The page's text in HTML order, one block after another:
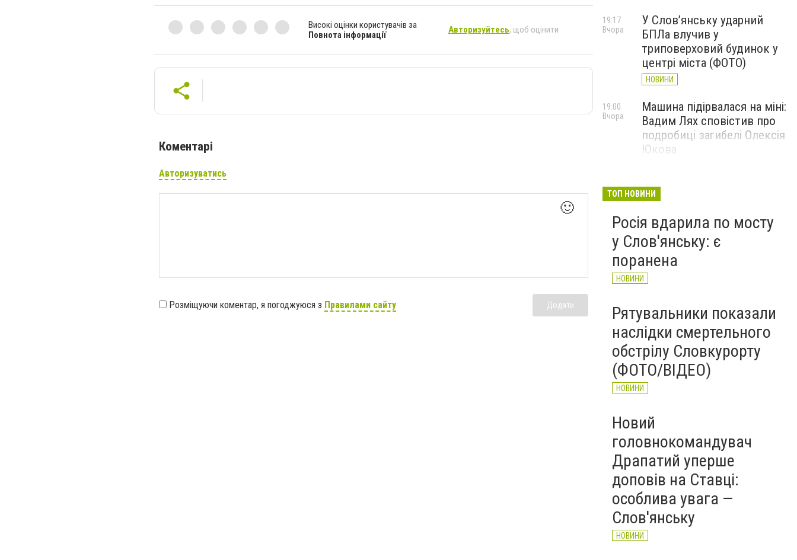
Високі оцінки користувачів за
Повнота інформації
Авторизуйтесь, щоб оцінити
Коментарі
Авторизуватись
🙂
Розміщуючи коментар, я погоджуюся з Правилами сайту Додати
У Слов’янську ударний
БПЛа влучив у
триповерховий будинок у
центрі міста (ФОТО)
НОВИНИ
19:17
Вчора
Машина підірвалася на міні:
Вадим Лях сповістив про
подробиці загибелі Олексія
Юкова
19:00
Вчора
У Слов'янську і
водопостачання: що
сталося
17:40
Вчора
ТОП НОВИНИ
Росія вдарила по мосту
у Слов'янську: є
поранена
НОВИНИ
Рятувальники показали
наслідки смертельного
обстрілу Словкурорту
(ФОТО/ВІДЕО)
НОВИНИ
Новий
головнокомандувач
Драпатий уперше
доповів на Ставці:
особлива увага —
Слов'янську
НОВИНИ